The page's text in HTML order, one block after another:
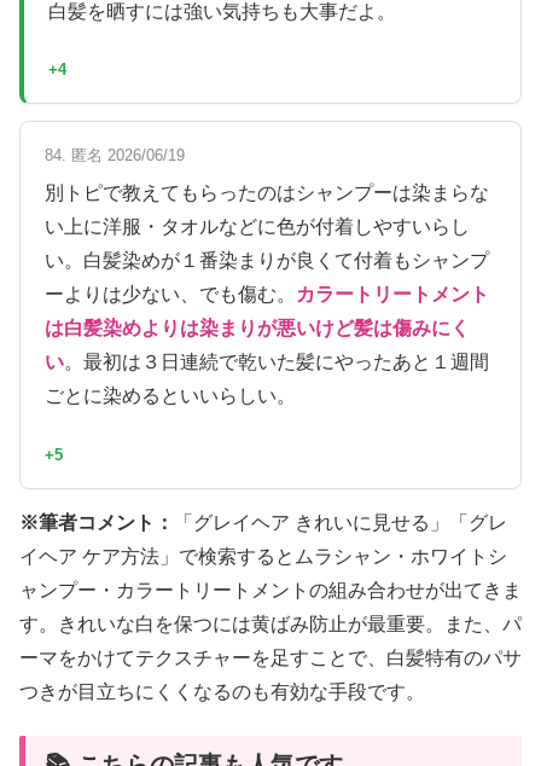
白髪を晒すには強い気持ちも大事だよ。
+4
84. 匿名 2026/06/19
別トピで教えてもらったのはシャンプーは染まらな
い上に洋服・タオルなどに色が付着しやすいらし
い。白髪染めが１番染まりが良くて付着もシャンプ
ーよりは少ない、でも傷む。 カラートリートメント
は白髪染めよりは染まりが悪いけど髪は傷みにく
い。最初は３日連続で乾いた髪にやったあと１週間
ごとに染めるといいらしい。
+5
※筆者コメント：
「グレイヘア きれいに見せる」「グレ
イヘア ケア方法」で検索するとムラシャン・ホワイトシ
ャンプー・カラートリートメントの組み合わせが出てきま
す。きれいな白を保つには黄ばみ防止が最重要。また、パ
ーマをかけてテクスチャーを足すことで、白髪特有のパサ
つきが目立ちにくくなるのも有効な手段です。